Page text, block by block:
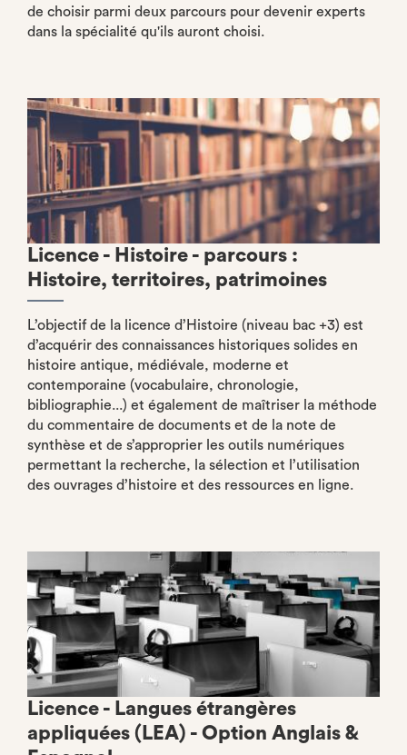
de choisir parmi deux parcours pour devenir experts
dans la spécialité qu'ils auront choisi.
Licence - Histoire - parcours :
Histoire, territoires, patrimoines
L’objectif de la licence d’Histoire (niveau bac +3) est
d’acquérir des connaissances historiques solides en
histoire antique, médiévale, moderne et
contemporaine (vocabulaire, chronologie,
bibliographie...) et également de maîtriser la méthode
du commentaire de documents et de la note de
synthèse et de s’approprier les outils numériques
permettant la recherche, la sélection et l’utilisation
des ouvrages d’histoire et des ressources en ligne.
Licence - Langues étrangères
appliquées (LEA) - Option Anglais &